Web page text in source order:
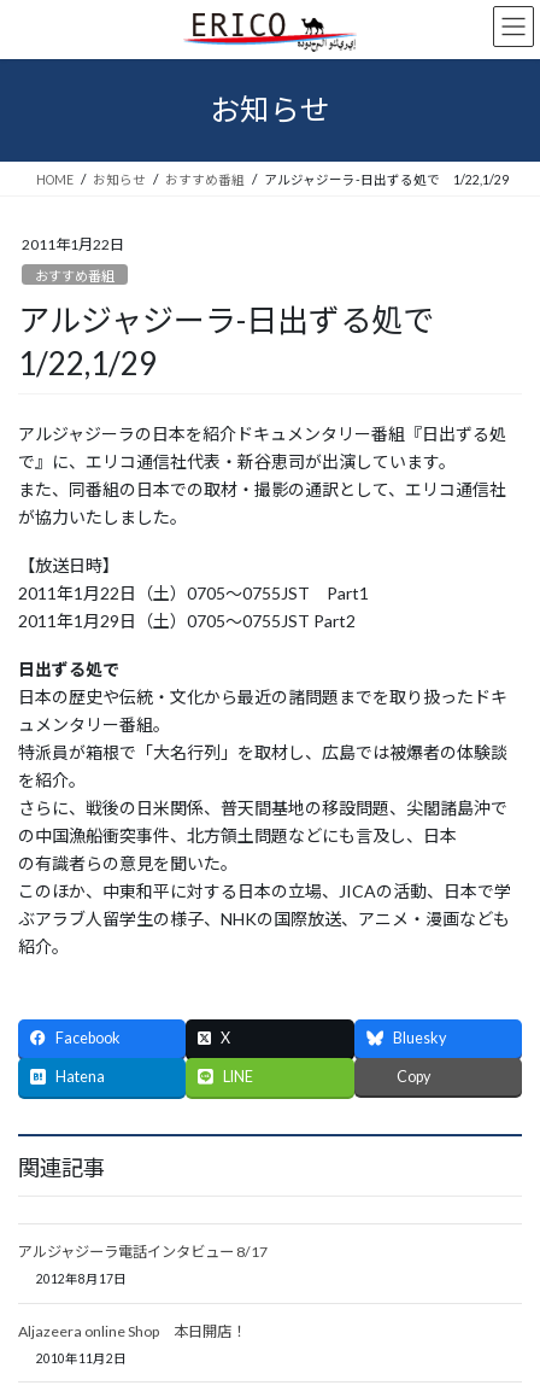
テ
ス
ゲ
ン
お知らせ
HOME お知らせ おすすめ番組 アルジャジーラ-日出ずる処で 1/22,1/29
2011年1月22日
おすすめ番組
アルジャジーラ-日出ずる処で
1/22,1/29
アルジャジーラの日本を紹介ドキュメンタリー番組『日出ずる処
で』に、エリコ通信社代表・新谷恵司が出演しています。
また、同番組の日本での取材・撮影の通訳として、エリコ通信社
が協力いたしました。
【放送日時】
2011年1月22日（土）0705～0755JST Part1
2011年1月29日（土）0705～0755JST Part2
日出ずる処で
日本の歴史や伝統・文化から最近の諸問題までを取り扱ったドキ
ュメンタリー番組。
特派員が箱根で「大名行列」を取材し、広島では被爆者の体験談
を紹介。
さらに、戦後の日米関係、普天間基地の移設問題、尖閣諸島沖で
の中国漁船衝突事件、北方領土問題などにも言及し、日本
の有識者らの意見を聞いた。
このほか、中東和平に対する日本の立場、JICAの活動、日本で学
ぶアラブ人留学生の様子、NHKの国際放送、アニメ・漫画なども
紹介。
Facebook X Bluesky
Hatena LINE Copy
関連記事
アルジャジーラ電話インタビュー 8/17
2012年8月17日
Aljazeera online Shop 本日開店！
2010年11月2日